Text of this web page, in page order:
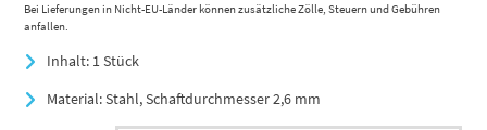
Bei Lieferungen in Nicht-EU-Länder können zusätzliche Zölle, Steuern und Gebühren
anfallen.
Inhalt: 1 Stück
Material: Stahl, Schaftdurchmesser 2,6 mm